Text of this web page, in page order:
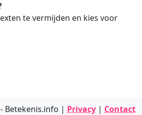
te vermijden en kies voor
Betekenis.info | Privacy| Contact